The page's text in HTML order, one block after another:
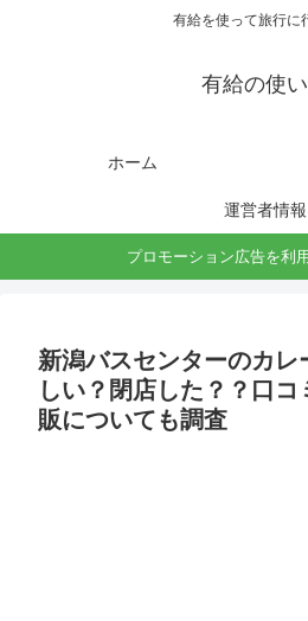
有給を使って旅行に
有給の使
ホーム
運営者情報
プロモーション広告を利
新潟バスセンターのカレ
しい？閉店した？？口コ
販についても調査